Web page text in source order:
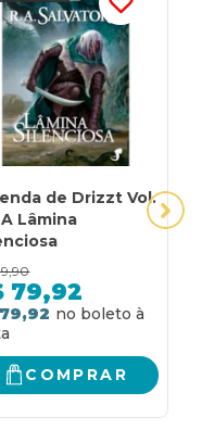
de Drizzt Vol.
A Lâmina
79,92
COMPRAR